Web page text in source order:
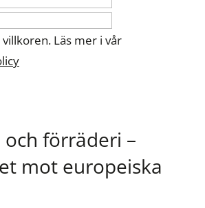
villkoren. Läs mer i vår
förräderi –
mot europeiska